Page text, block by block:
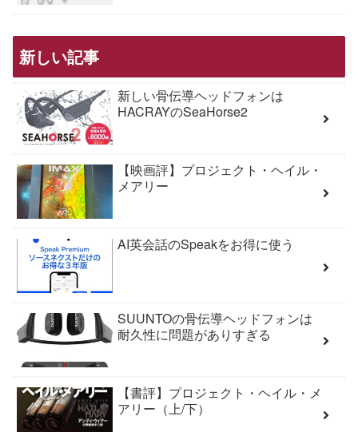
新しい記事
新しい骨伝導ヘッドフォンは
HACRAYのSeaHorse2
【映画評】プロジェクト・ヘイル・
メアリー
AI英会話のSpeakをお得に使う
SUUNTOの骨伝導ヘッドフォンは
耐久性に問題がありすぎる
【書評】プロジェクト・ヘイル・メ
アリー（上/下）